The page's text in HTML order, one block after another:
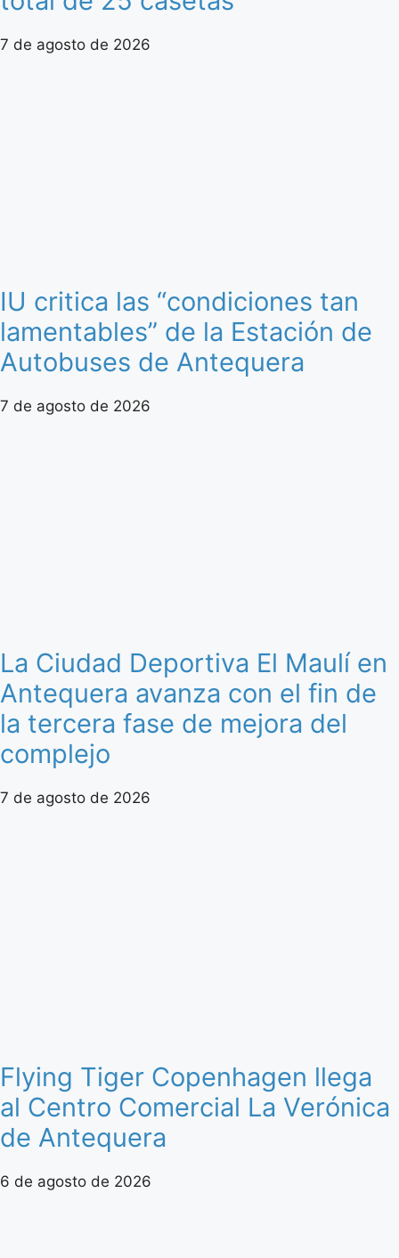
7 de agosto de 2026
IU critica las “condiciones tan
lamentables” de la Estación de
Autobuses de Antequera
7 de agosto de 2026
La Ciudad Deportiva El Maulí en
Antequera avanza con el fin de
la tercera fase de mejora del
complejo
7 de agosto de 2026
Flying Tiger Copenhagen llega
al Centro Comercial La Verónica
de Antequera
6 de agosto de 2026